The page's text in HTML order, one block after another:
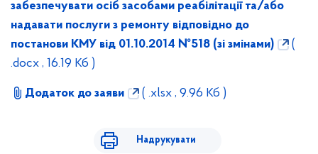
забезпечувати осіб засобами реабілітації та/або
надавати послуги з ремонту відповідно до
постанови КМУ від 01.10.2014 №518 (зі змінами)
(
.docx , 16.19 Кб )
Додаток до заяви ( .xlsx , 9.96 Кб )
Надрукувати